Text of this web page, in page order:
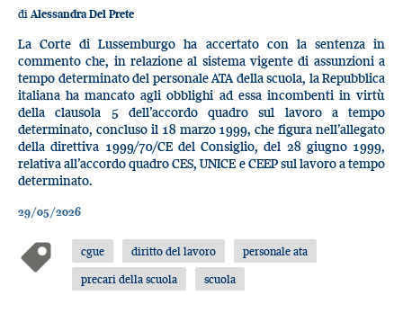
di Alessandra Del Prete
La Corte di Lussemburgo ha accertato con la sentenza in
commento che, in relazione al sistema vigente di assunzioni a
tempo determinato del personale ATA della scuola, la Repubblica
italiana ha mancato agli obblighi ad essa incombenti in virtù
della clausola 5 dell’accordo quadro sul lavoro a tempo
determinato, concluso il 18 marzo 1999, che figura nell’allegato
della direttiva 1999/70/CE del Consiglio, del 28 giugno 1999,
relativa all’accordo quadro CES, UNICE e CEEP sul lavoro a tempo
determinato.
29/05/2026
cgue diritto del lavoro
personale ata
precari della scuola
scuola